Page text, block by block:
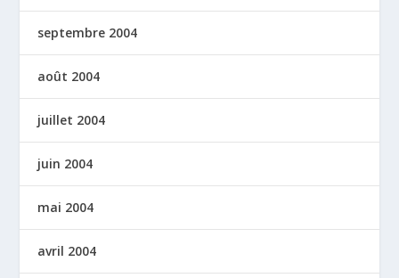
septembre 2004
août 2004
juillet 2004
juin 2004
mai 2004
avril 2004